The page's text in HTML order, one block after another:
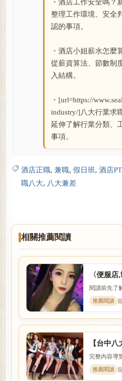
・酒店工作安全嗎？
整理工作環境、安全
認的事項。
・酒店小姐薪水怎麼
從薪資算法、節數制
入結構。
・[url=https://
industry/]八大行業求
延伸了解行業分類、
事項。
酒店正職, 兼職, 假日班, 酒店
職八大, 八大兼差
相關推薦閱讀
〈便服
Bar,ktv〉
可
閱讀前先了
店與日式酒
與客群定位
【台中
北酒店小
完整內容導
只看名稱，
入行條件、